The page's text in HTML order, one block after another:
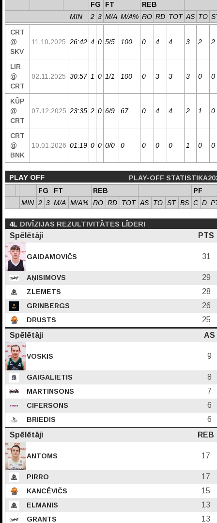
FG
FT
REB
MIN
2 3 M/A M/A% RO RD TOT AS TO
CRT
@
SKV
11.10.2025 26:42 4 0 5/5 100 0 4 4 3 2 2
LIR
@
CRT
02.11.2025 30:57 1 0 1/1 100 0 3 3 3 0 0
KŪP
@
CRT
07.12.2025 23:35 2 0 6/9 67 0 4 4 2 1 0
CRT
@
BNK
10.01.2026 01:19 0 0 0/0 0 0 0 0 1 0 0
PLAY OFF
PLAY-OFF
FG
FT REB
PF
MIN 2 3 M/A M/A% RO RD TOT AS TO ST BS C D
4L DIVĪZIJAS REZULTIVITĀTES LĪDERI
Spēlētāji
PTS
GAIDAMOVIČS 31
AŅISIMOVS 29
ZLEMETS 28
GRINBERGS 26
DRUSTS
25
Spēlētāji
AS
VOSKIS 9
GAIGALIETIS 8
MARTINSONS 7
CIFERSONS 6
BRIEDIS
6
Spēlētāji
REB
ANTOMS 17
PIRRO 17
KANCĒVIČS 15
ELMANIS 13
GRANTS
13